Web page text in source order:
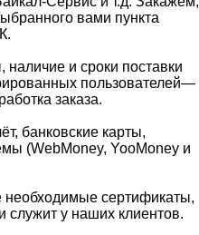
вами пункта
и сроки поставки
пользователей—
заказа.
банковские карты,
(WebMoney, YooMoney и
сертификаты,
служит у наших клиентов.